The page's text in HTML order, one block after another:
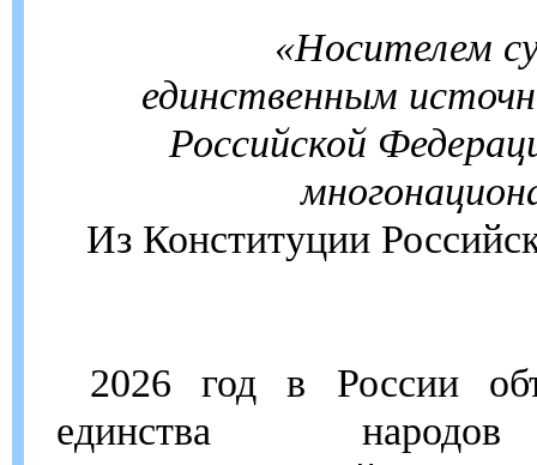
«Носителем
единственным
Российской
Из Конституции
2026 год в России
единства